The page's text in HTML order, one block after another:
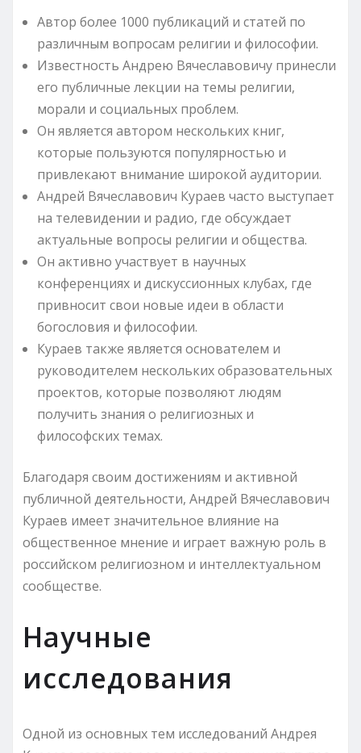
Автор более 1000 публикаций и статей по
различным вопросам религии и философии.
Известность Андрею Вячеславовичу принесли
его публичные лекции на темы религии,
морали и социальных проблем.
Он является автором нескольких книг,
которые пользуются популярностью и
привлекают внимание широкой аудитории.
Андрей Вячеславович Кураев часто выступает
на телевидении и радио, где обсуждает
актуальные вопросы религии и общества.
Он активно участвует в научных
конференциях и дискуссионных клубах, где
привносит свои новые идеи в области
богословия и философии.
Кураев также является основателем и
руководителем нескольких образовательных
проектов, которые позволяют людям
получить знания о религиозных и
философских темах.
Благодаря своим достижениям и активной
публичной деятельности, Андрей Вячеславович
Кураев имеет значительное влияние на
общественное мнение и играет важную роль в
российском религиозном и интеллектуальном
сообществе.
Научные
исследования
Одной из основных тем исследований Андрея